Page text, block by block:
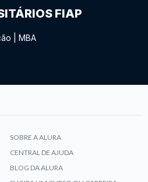
FIAP
MBA
SOBRE A ALURA
CENTRAL DE AJUDA
BLOG DA ALURA